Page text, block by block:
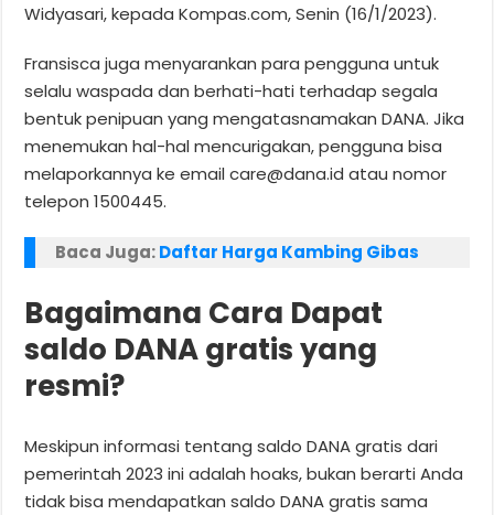
Widyasari, kepada Kompas.com, Senin (16/1/2023).
Fransisca juga menyarankan para pengguna untuk
selalu waspada dan berhati-hati terhadap segala
bentuk penipuan yang mengatasnamakan DANA. Jika
menemukan hal-hal mencurigakan, pengguna bisa
melaporkannya ke emailcare@dana.id atau nomor
telepon 1500445.
Baca Juga:Daftar Harga Kambing Gibas
Bagaimana Cara Dapat
saldo DANA gratis yang
resmi?
Meskipun informasi tentang saldo DANA gratis dari
pemerintah 2023 ini adalah hoaks, bukan berarti Anda
tidak bisa mendapatkan saldo DANA gratis sama